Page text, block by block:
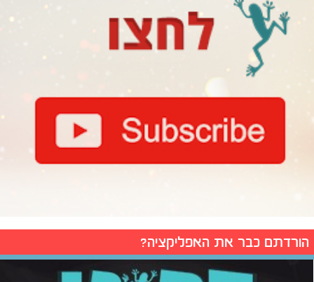
הורדתם כבר את האפליקציה?